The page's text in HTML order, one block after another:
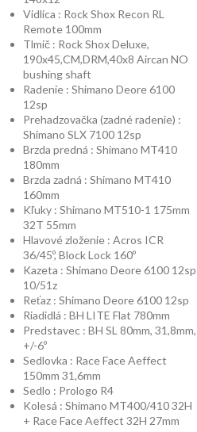
Vidlica : Rock Shox Recon RL
Remote 100mm
Tlmič : Rock Shox Deluxe,
190x45,CM,DRM,40x8 Aircan NO
bushing shaft
Radenie : Shimano Deore 6100
12sp
Prehadzovačka (zadné radenie) :
Shimano SLX 7100 12sp
Brzda predná : Shimano MT410
180mm
Brzda zadná : Shimano MT410
160mm
Kľuky : Shimano MT510-1 175mm
32T 55mm
Hlavové zloženie : Acros ICR
36/45º, Block Lock 160º
Kazeta : Shimano Deore 6100 12sp
10/51z
Reťaz : Shimano Deore 6100 12sp
Riadidlá : BH LITE Flat 780mm
Predstavec : BH SL 80mm, 31,8mm,
+/-6º
Sedlovka : Race Face Aeffect
150mm 31,6mm
Sedlo : Prologo R4
Kolesá : Shimano MT400/410 32H
+ Race Face Aeffect 32H 27mm